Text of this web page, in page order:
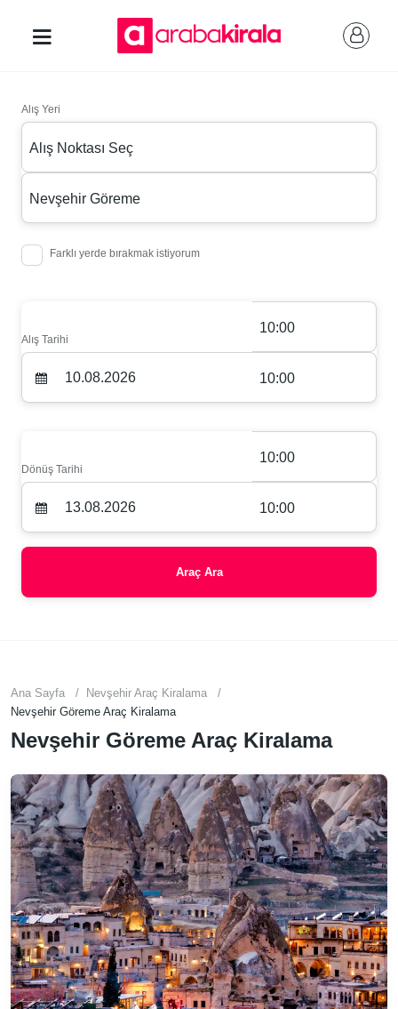
Alış Yeri
Alış Noktası Seç
Nevşehir Göreme
Farklı yerde bırakmak istiyorum
Alış Tarihi
10:00
10:00
Dönüş Tarihi
10:00
10:00
Araç Ara
Ana Sayfa
Nevşehir Araç Kiralama
Nevşehir Göreme Araç Kiralama
Nevşehir Göreme Araç Kiralama